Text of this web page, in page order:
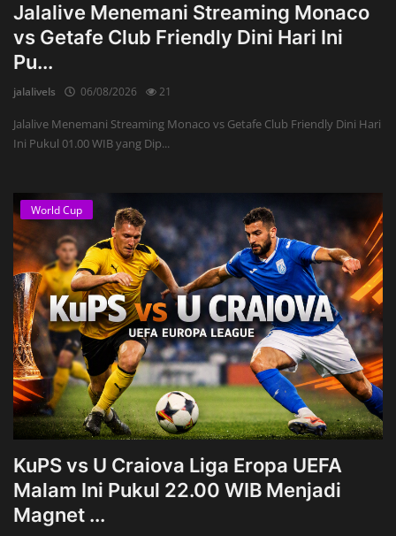
Jalalive Menemani Streaming Monaco
vs Getafe Club Friendly Dini Hari Ini
Pu...
jalalivels 06/08/2026 21
Jalalive Menemani Streaming Monaco vs Getafe Club Friendly Dini Hari
Ini Pukul 01.00 WIB yang Dip...
World Cup
KuPS vs U Craiova Liga Eropa UEFA
Malam Ini Pukul 22.00 WIB Menjadi
Magnet ...